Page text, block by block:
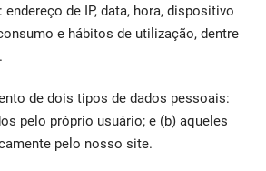
de IP, data, hora, dispositivo
e hábitos de utilização, dentre
de dois tipos de dados pessoais:
pelo próprio usuário; e (b) aqueles
pelo nosso site.